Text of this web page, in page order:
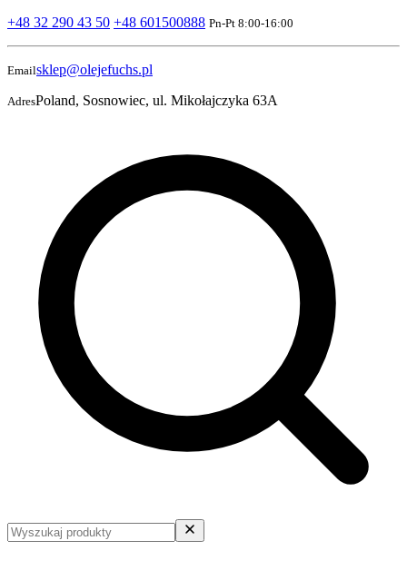
+48 32 290 43 50 +48 601500888 Pn-Pt 8:00-16:00
Emailsklep@olejefuchs.pl
AdresPoland, Sosnowiec, ul. Mikołajczyka 63A